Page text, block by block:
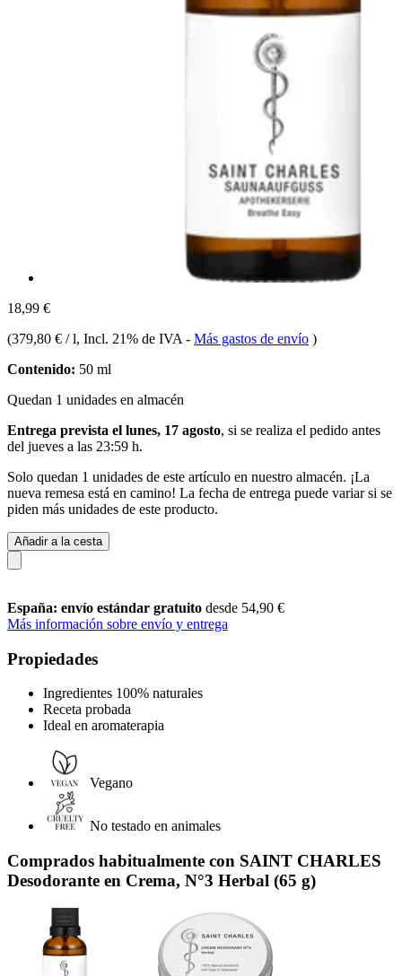
18,99 €
(379,80 € / l, Incl. 21% de IVA - Más gastos de envío )
Contenido: 50 ml
Quedan 1 unidades en almacén
Entrega prevista el lunes, 17 agosto, si se realiza el pedido antes
del jueves a las 23:59 h.
Solo quedan 1 unidades de este artículo en nuestro almacén. ¡La
nueva remesa está en camino! La fecha de entrega puede variar si se
piden más unidades de este producto.
Añadir a la cesta
España: envío estándar gratuito desde 54,90 €
Más información sobre envío y entrega
Propiedades
Ingredientes 100% naturales
Receta probada
Ideal en aromaterapia
Vegano
No testado en animales
Comprados habitualmente con SAINT CHARLES
Desodorante en Crema, N°3 Herbal (65 g)